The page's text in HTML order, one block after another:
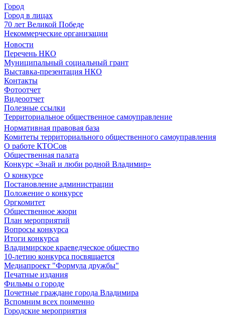
Город
Город в лицах
70 лет Великой Победе
Некоммерческие организации
Новости
Перечень НКО
Муниципальный социальный грант
Выставка-презентация НКО
Контакты
Фотоотчет
Видеоотчет
Полезные ссылки
Территориальное общественное самоуправление
Нормативная правовая база
Комитеты территориального общественного самоуправления
О работе КТОСов
Общественная палата
Конкурс «Знай и люби родной Владимир»
О конкурсе
Постановление администрации
Положение о конкурсе
Оргкомитет
Общественное жюри
План мероприятий
Вопросы конкурса
Итоги конкурса
Владимирское краеведческое общество
10-летию конкурса посвящается
Медиапроект "Формула дружбы"
Печатные издания
Фильмы о городе
Почетные граждане города Владимира
Вспомним всех поименно
Городские мероприятия